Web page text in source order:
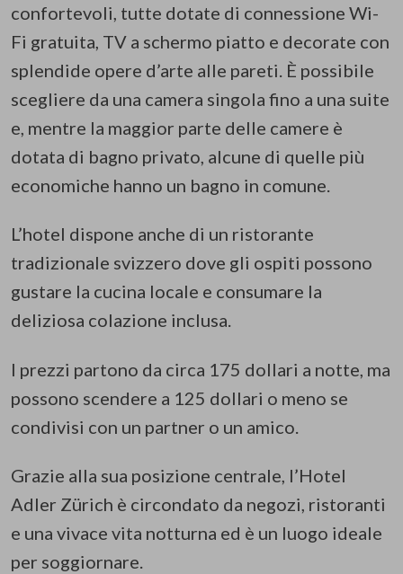
confortevoli, tutte dotate di connessione Wi-
Fi gratuita, TV a schermo piatto e decorate con
splendide opere d’arte alle pareti. È possibile
scegliere da una camera singola fino a una suite
e, mentre la maggior parte delle camere è
dotata di bagno privato, alcune di quelle più
economiche hanno un bagno in comune.
L’hotel dispone anche di un ristorante
tradizionale svizzero dove gli ospiti possono
gustare la cucina locale e consumare la
deliziosa colazione inclusa.
I prezzi partono da circa 175 dollari a notte, ma
possono scendere a 125 dollari o meno se
condivisi con un partner o un amico.
Grazie alla sua posizione centrale, l’Hotel
Adler Zürich è circondato da negozi, ristoranti
e una vivace vita notturna ed è un luogo ideale
per soggiornare.